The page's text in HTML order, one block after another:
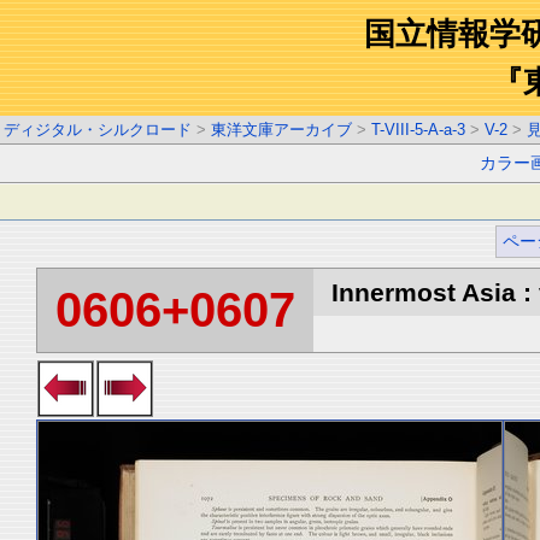
国立情報学
『
ディジタル・シルクロード > 東洋文庫アーカイブ > T-VIII-5-A-a-3 > V-2 >
カラー
ペー
0606+0607 Innermost Asia :